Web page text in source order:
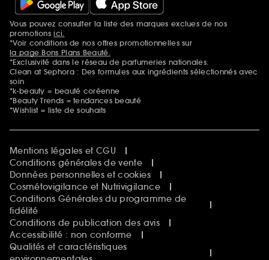
Mentions additionnelles
Vous pouvez consulter la liste des marques exclues de nos
promotionsici.
*Voir conditions de nos offres promotionnelles sur
la page Bons Plans Beauté.
*Exclusivité dans le réseau de parfumeries nationales.
Clean at Sephora : Des formules aux ingrédients sélectionnés avec
soin
*k-beauty = beauté coréenne
*Beauty Trends = tendances beauté
*Wishlist = liste de souhaits
Mentions légales et CGU
Conditions générales de vente
Données personnelles et cookies
Cosmétovigilance et Nutrivigilance
Conditions Générales du programme de
fidélité
Conditions de publication des avis
Accessibilité : non conforme
Qualités et caractéristiques